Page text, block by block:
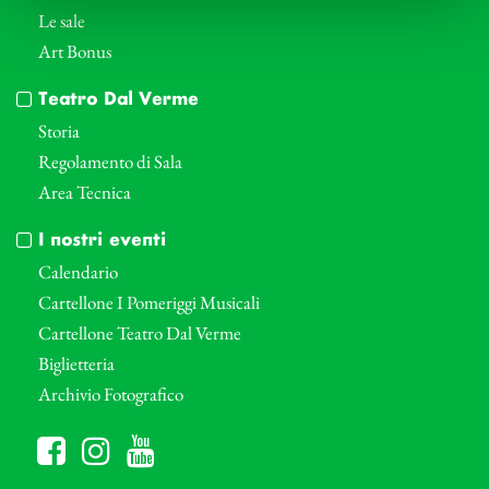
Le sale
Art Bonus
Teatro Dal Verme
Storia
Regolamento di Sala
Area Tecnica
I nostri eventi
Calendario
Cartellone I Pomeriggi Musicali
Cartellone Teatro Dal Verme
Biglietteria
Archivio Fotografico